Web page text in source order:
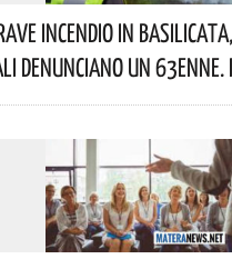
Incendio In
Denunciano Un